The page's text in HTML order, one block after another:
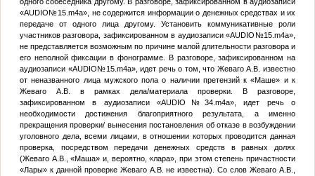
одного собеседника другому. В разговоре, зафиксированном в аудиозаписи
«AUDIO№15.m4a», не содержится информации о денежных средствах и их
передаче от одного лица другому. Установить коммуникативные роли
участников разговора, зафиксированном в аудиозаписи «AUDIO №15.m4a»,
не представляется возможным по причине малой длительности разговора и
его неполной фиксации в фонограмме. В разговоре, зафиксированном на
аудиозаписи «AUDIO№15.m4a», идет речь о том, что Жеваго А.В. известно
от неназванного лица мужского пола о наличии претензий к «Маше» и к
Жеваго А.В. в рамках дела/материала проверки. В разговоре,
зафиксированном в аудиозаписи «AUDIO № 34.m4a», идет речь о
необходимости достижения благоприятного результата, а именно
прекращения проверки/ вынесения постановления об отказе в возбуждении
уголовного дела, всеми лицами, в отношении которых проводится данная
проверка, посредством передачи денежных средств в равных долях
(Жеваго А.В., «Маша» и, вероятно, «лара», при этом степень причастности
«Лары» к данной проверке Жеваго А.В. не известна). Со слов Жеваго А.В.,